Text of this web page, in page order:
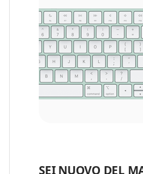
SEI NUOVO DEL